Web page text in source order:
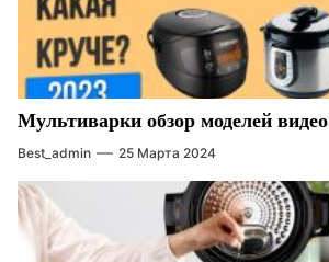
Мультиварки обзор моделей видео
Best_admin 25 Марта 2024